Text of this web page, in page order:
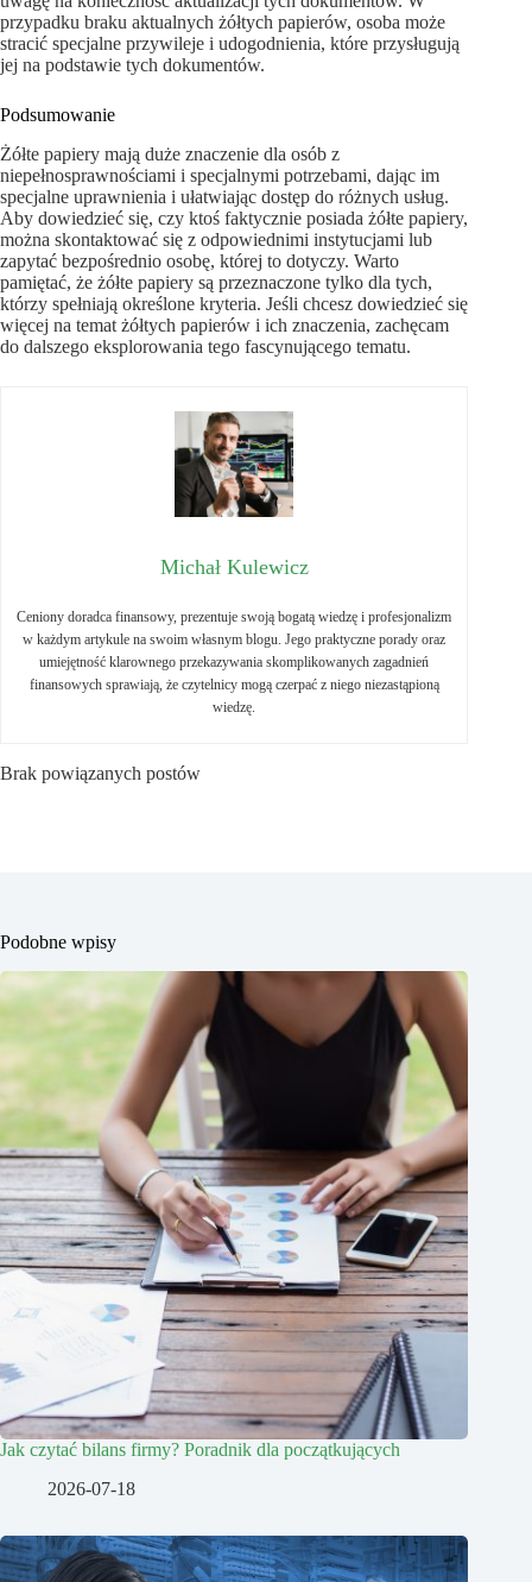
przypadku braku aktualnych żółtych papierów, osoba może
stracić specjalne przywileje i udogodnienia, które przysługują
jej na podstawie tych dokumentów.
Podsumowanie
Żółte papiery mają duże znaczenie dla osób z
niepełnosprawnościami i specjalnymi potrzebami, dając im
specjalne uprawnienia i ułatwiając dostęp do różnych usług.
Aby dowiedzieć się, czy ktoś faktycznie posiada żółte papiery,
można skontaktować się z odpowiednimi instytucjami lub
zapytać bezpośrednio osobę, której to dotyczy. Warto
pamiętać, że żółte papiery są przeznaczone tylko dla tych,
którzy spełniają określone kryteria. Jeśli chcesz dowiedzieć się
więcej na temat żółtych papierów i ich znaczenia, zachęcam
do dalszego eksplorowania tego fascynującego tematu.
Michał Kulewicz
Ceniony doradca finansowy, prezentuje swoją bogatą wiedzę i profesjonalizm
w każdym artykule na swoim własnym blogu. Jego praktyczne porady oraz
umiejętność klarownego przekazywania skomplikowanych zagadnień
finansowych sprawiają, że czytelnicy mogą czerpać z niego niezastąpioną
wiedzę.
Brak powiązanych postów
Podobne wpisy
Jak czytać bilans firmy? Poradnik dla początkujących
2026-07-18